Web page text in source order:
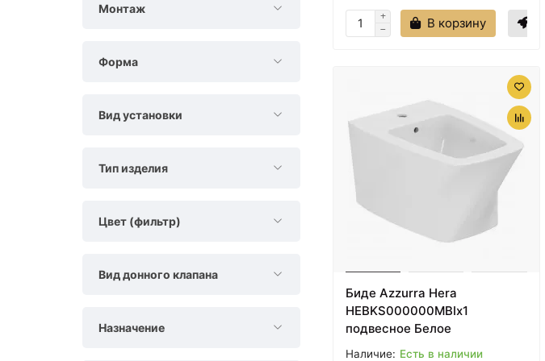
Монтаж
Форма
Вид установки
Тип изделия
Цвет (фильтр)
Вид донного клапана
Назначение
В корзину
Биде Azzurra Hera
HEBKS000000MBIx1
подвесное Белое
Есть в наличии